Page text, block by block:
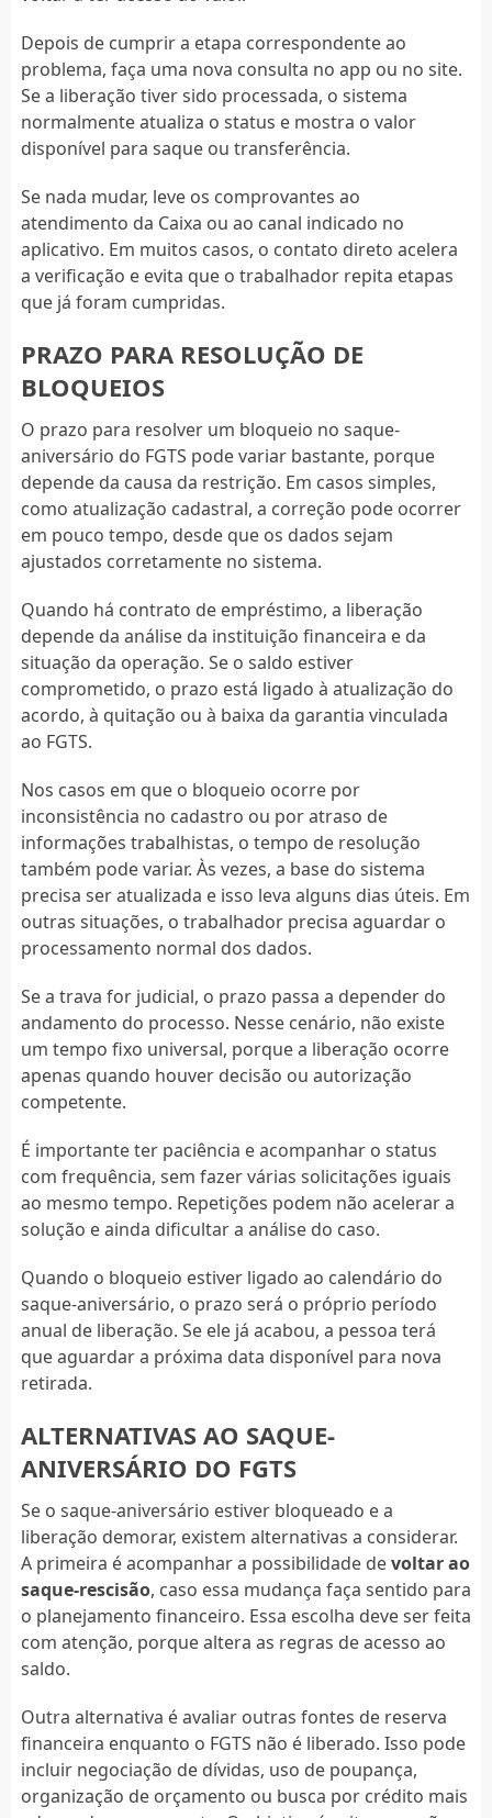
Depois de cumprir a etapa correspondente ao
problema, faça uma nova consulta no app ou no site.
Se a liberação tiver sido processada, o sistema
normalmente atualiza o status e mostra o valor
disponível para saque ou transferência.
Se nada mudar, leve os comprovantes ao
atendimento da Caixa ou ao canal indicado no
aplicativo. Em muitos casos, o contato direto acelera
a verificação e evita que o trabalhador repita etapas
que já foram cumpridas.
PRAZO PARA RESOLUÇÃO DE
BLOQUEIOS
O prazo para resolver um bloqueio no saque-
aniversário do FGTS pode variar bastante, porque
depende da causa da restrição. Em casos simples,
como atualização cadastral, a correção pode ocorrer
em pouco tempo, desde que os dados sejam
ajustados corretamente no sistema.
Quando há contrato de empréstimo, a liberação
depende da análise da instituição financeira e da
situação da operação. Se o saldo estiver
comprometido, o prazo está ligado à atualização do
acordo, à quitação ou à baixa da garantia vinculada
ao FGTS.
Nos casos em que o bloqueio ocorre por
inconsistência no cadastro ou por atraso de
informações trabalhistas, o tempo de resolução
também pode variar. Às vezes, a base do sistema
precisa ser atualizada e isso leva alguns dias úteis. Em
outras situações, o trabalhador precisa aguardar o
processamento normal dos dados.
Se a trava for judicial, o prazo passa a depender do
andamento do processo. Nesse cenário, não existe
um tempo fixo universal, porque a liberação ocorre
apenas quando houver decisão ou autorização
competente.
É importante ter paciência e acompanhar o status
com frequência, sem fazer várias solicitações iguais
ao mesmo tempo. Repetições podem não acelerar a
solução e ainda dificultar a análise do caso.
Quando o bloqueio estiver ligado ao calendário do
saque-aniversário, o prazo será o próprio período
anual de liberação. Se ele já acabou, a pessoa terá
que aguardar a próxima data disponível para nova
retirada.
ALTERNATIVAS AO SAQUE-
ANIVERSÁRIO DO FGTS
Se o saque-aniversário estiver bloqueado e a
liberação demorar, existem alternativas a considerar.
A primeira é acompanhar a possibilidade devoltar ao
saque-rescisão, caso essa mudança faça sentido para
o planejamento financeiro. Essa escolha deve ser feita
com atenção, porque altera as regras de acesso ao
saldo.
Outra alternativa é avaliar outras fontes de reserva
financeira enquanto o FGTS não é liberado. Isso pode
incluir negociação de dívidas, uso de poupança,
organização de orçamento ou busca por crédito mais